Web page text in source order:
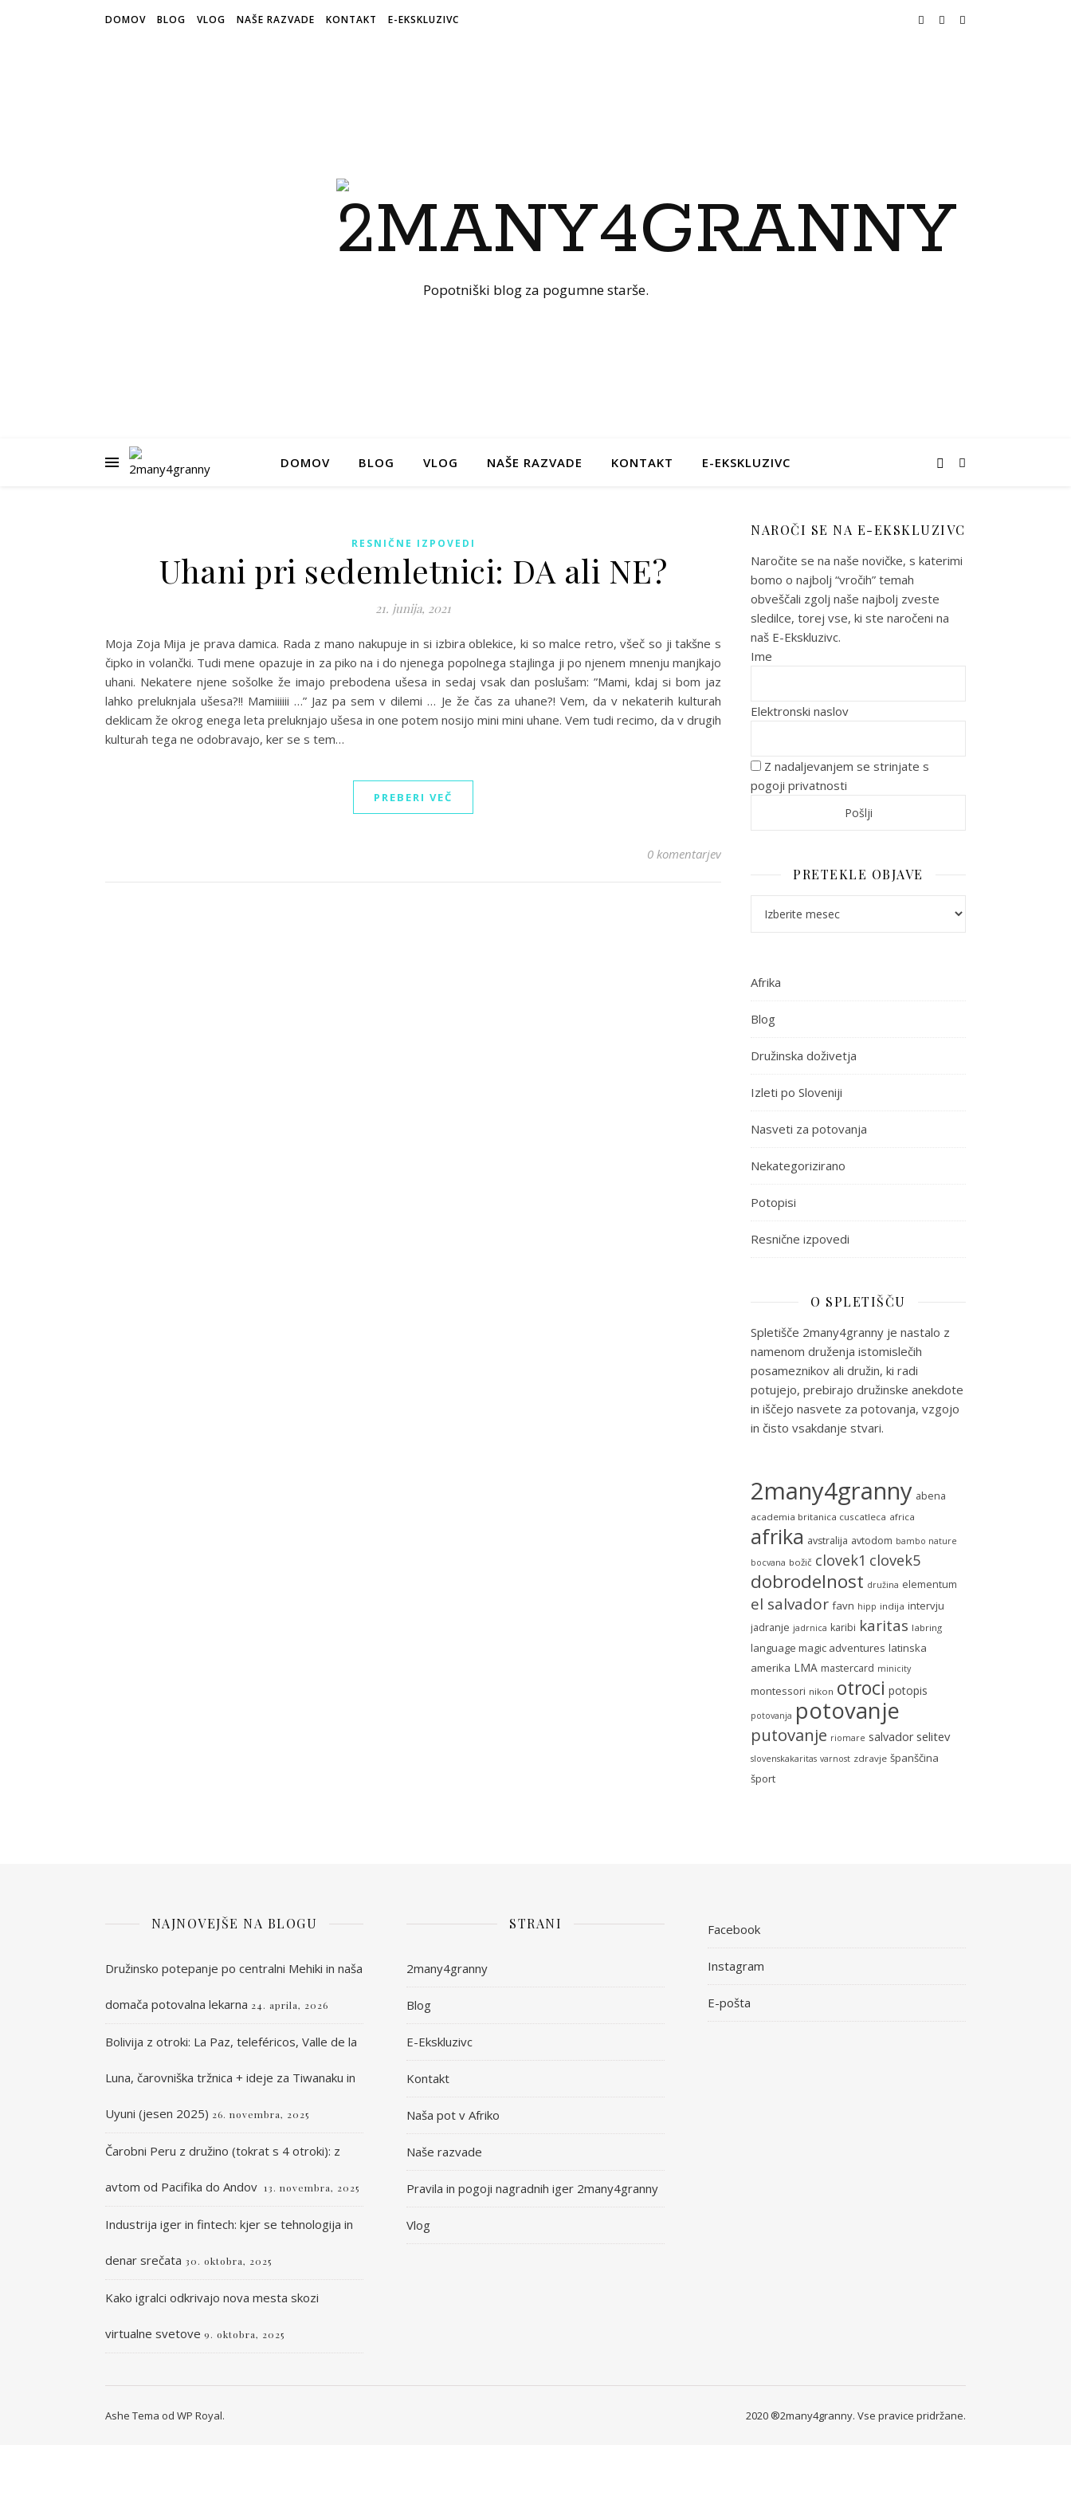
DOMOV BLOG VLOG NAŠE RAZVADE KONTAKT E-EKSKLUZIVC
Popotniški blog za pogumne starše.
DOMOV BLOG VLOG NAŠE RAZVADE KONTAKT E-EKSKLUZIVC
RESNIČNE IZPOVEDI
Uhani pri sedemletnici: DA ali NE?
21. junija, 2021
Moja Zoja Mija je prava damica. Rada z mano nakupuje in si izbira oblekice, ki so malce retro, všeč so ji takšne s
čipko in volančki. Tudi mene opazuje in za piko na i do njenega popolnega stajlinga ji po njenem mnenju manjkajo
uhani. Nekatere njene sošolke že imajo prebodena ušesa in sedaj vsak dan poslušam: ”Mami, kdaj si bom jaz
lahko preluknjala ušesa?!! Mamiiiiii …” Jaz pa sem v dilemi … Je že čas za uhane?! Vem, da v nekaterih kulturah
deklicam že okrog enega leta preluknjajo ušesa in one potem nosijo mini mini uhane. Vem tudi recimo, da v drugih
kulturah tega ne odobravajo, ker se s tem…
PREBERI VEČ
0 komentarjev
NAROČI SE NA E-EKSKLUZIVC
Naročite se na naše novičke, s katerimi
bomo o najbolj “vročih” temah
obveščali zgolj naše najbolj zveste
sledilce, torej vse, ki ste naročeni na
naš E-Ekskluzivc.
Ime
Elektronski naslov
Z nadaljevanjem se strinjate s
pogoji privatnosti
PRETEKLE OBJAVE
Afrika
Blog
Družinska doživetja
Izleti po Sloveniji
Nasveti za potovanja
Nekategorizirano
Potopisi
Resnične izpovedi
O SPLETIŠČU
Spletišče 2many4granny je nastalo z
namenom druženja istomislečih
posameznikov ali družin, ki radi
potujejo, prebirajo družinske anekdote
in iščejo nasvete za potovanja, vzgojo
in čisto vsakdanje stvari.
2many4granny abena
academia britanica cuscatleca africa
afrika avstralija avtodom bambo nature
bocvana božič clovek1 clovek5
dobrodelnost družina elementum
el salvador favn hipp indija intervju
jadranje jadrnica karibi karitas labring
language magic adventures latinska
amerika LMA mastercard minicity
montessori nikon otroci potopis
potovanja potovanje
putovanje riomare salvador selitev
slovenskakaritas varnost zdravje španščina
šport
NAJNOVEJŠE NA BLOGU
Družinsko potepanje po centralni Mehiki in naša
domača potovalna lekarna 24. aprila, 2026
Bolivija z otroki: La Paz, teleféricos, Valle de la
Luna, čarovniška tržnica + ideje za Tiwanaku in
Uyuni (jesen 2025) 26. novembra, 2025
Čarobni Peru z družino (tokrat s 4 otroki): z
avtom od Pacifika do Andov 13. novembra, 2025
Industrija iger in fintech: kjer se tehnologija in
denar srečata 30. oktobra, 2025
Kako igralci odkrivajo nova mesta skozi
virtualne svetove 9. oktobra, 2025
STRANI
2many4granny
Blog
E-Ekskluzivc
Kontakt
Naša pot v Afriko
Naše razvade
Pravila in pogoji nagradnih iger 2many4granny
Vlog
Facebook
Instagram
E-pošta
2020 ®2many4granny. Vse pravice pridržane.
Ashe Tema od WP Royal.